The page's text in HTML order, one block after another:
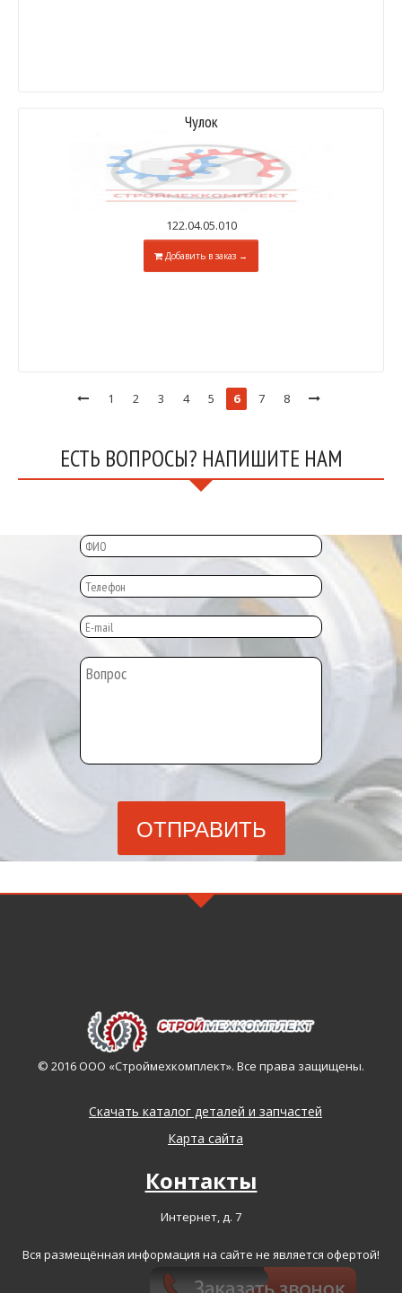
Чулок
122.04.05.010
Добавить в заказ →
1 2 3 4 5 6 7 8
ЕСТЬ ВОПРОСЫ? НАПИШИТЕ НАМ
ОТПРАВИТЬ
© 2016 ООО «Строймехкомплект». Все права защищены.
Скачать каталог деталей и запчастей
Карта сайта
Контакты
Интернет, д. 7
Вся размещённая информация на сайте не является офертой!